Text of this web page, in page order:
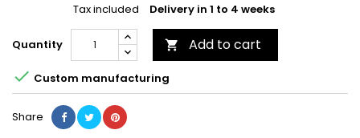
Tax included Delivery in 1 to 4 weeks
Quantity  Add to cart
 Custom manufacturing
Share